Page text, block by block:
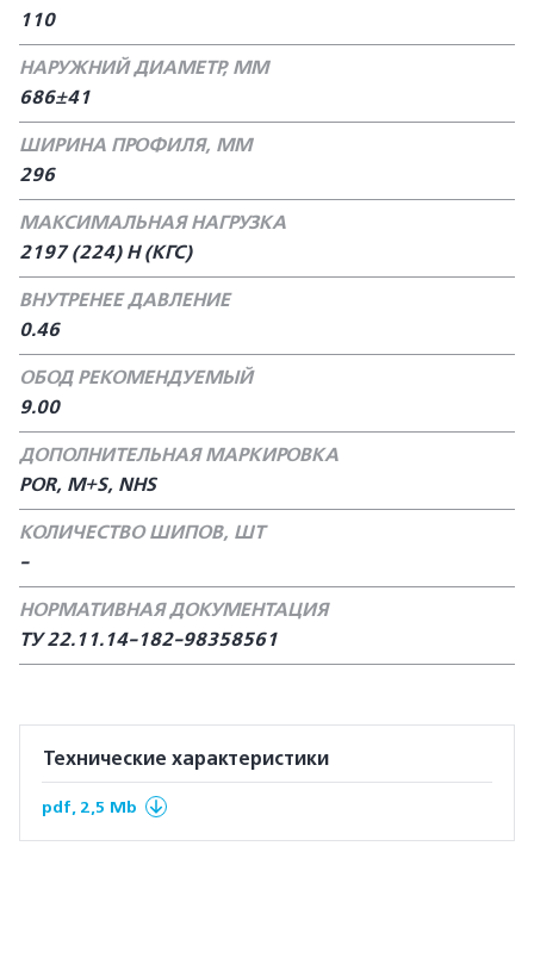
110
НАРУЖНИЙ ДИАМЕТР, ММ
686±41
ШИРИНА ПРОФИЛЯ, ММ
296
МАКСИМАЛЬНАЯ НАГРУЗКА
2197 (224) H (КГС)
ВНУТРЕНЕЕ ДАВЛЕНИЕ
0.46
ОБОД РЕКОМЕНДУЕМЫЙ
9.00
ДОПОЛНИТЕЛЬНАЯ МАРКИРОВКА
POR, M+S, NHS
КОЛИЧЕСТВО ШИПОВ, ШТ
-
НОРМАТИВНАЯ ДОКУМЕНТАЦИЯ
ТУ 22.11.14-182-98358561
Технические характеристики
pdf, 2,5 Mb